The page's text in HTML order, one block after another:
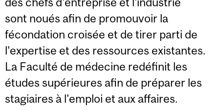
sont noués afin de promouvoir la
fécondation croisée et de tirer parti de
l'expertise et des ressources existantes.
La Faculté de médecine redéfinit les
études supérieures afin de préparer les
stagiaires à l'emploi et aux affaires.